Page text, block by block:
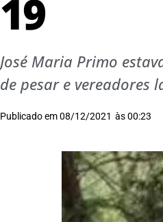
19
José Maria Primo
de pesar e vereadores
Publicado em08/12/2021 às00:23